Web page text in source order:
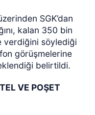
SGK’dan
kalan 350 bin
verdiğini söylediği
görüşmelerine
belirtildi.
VE POŞET